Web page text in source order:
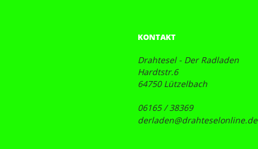
KONTAKT
Drahtesel - Der Radladen
Hardtstr.6
64750 Lützelbach
06165 / 38369
derladen@drahteselonline.de